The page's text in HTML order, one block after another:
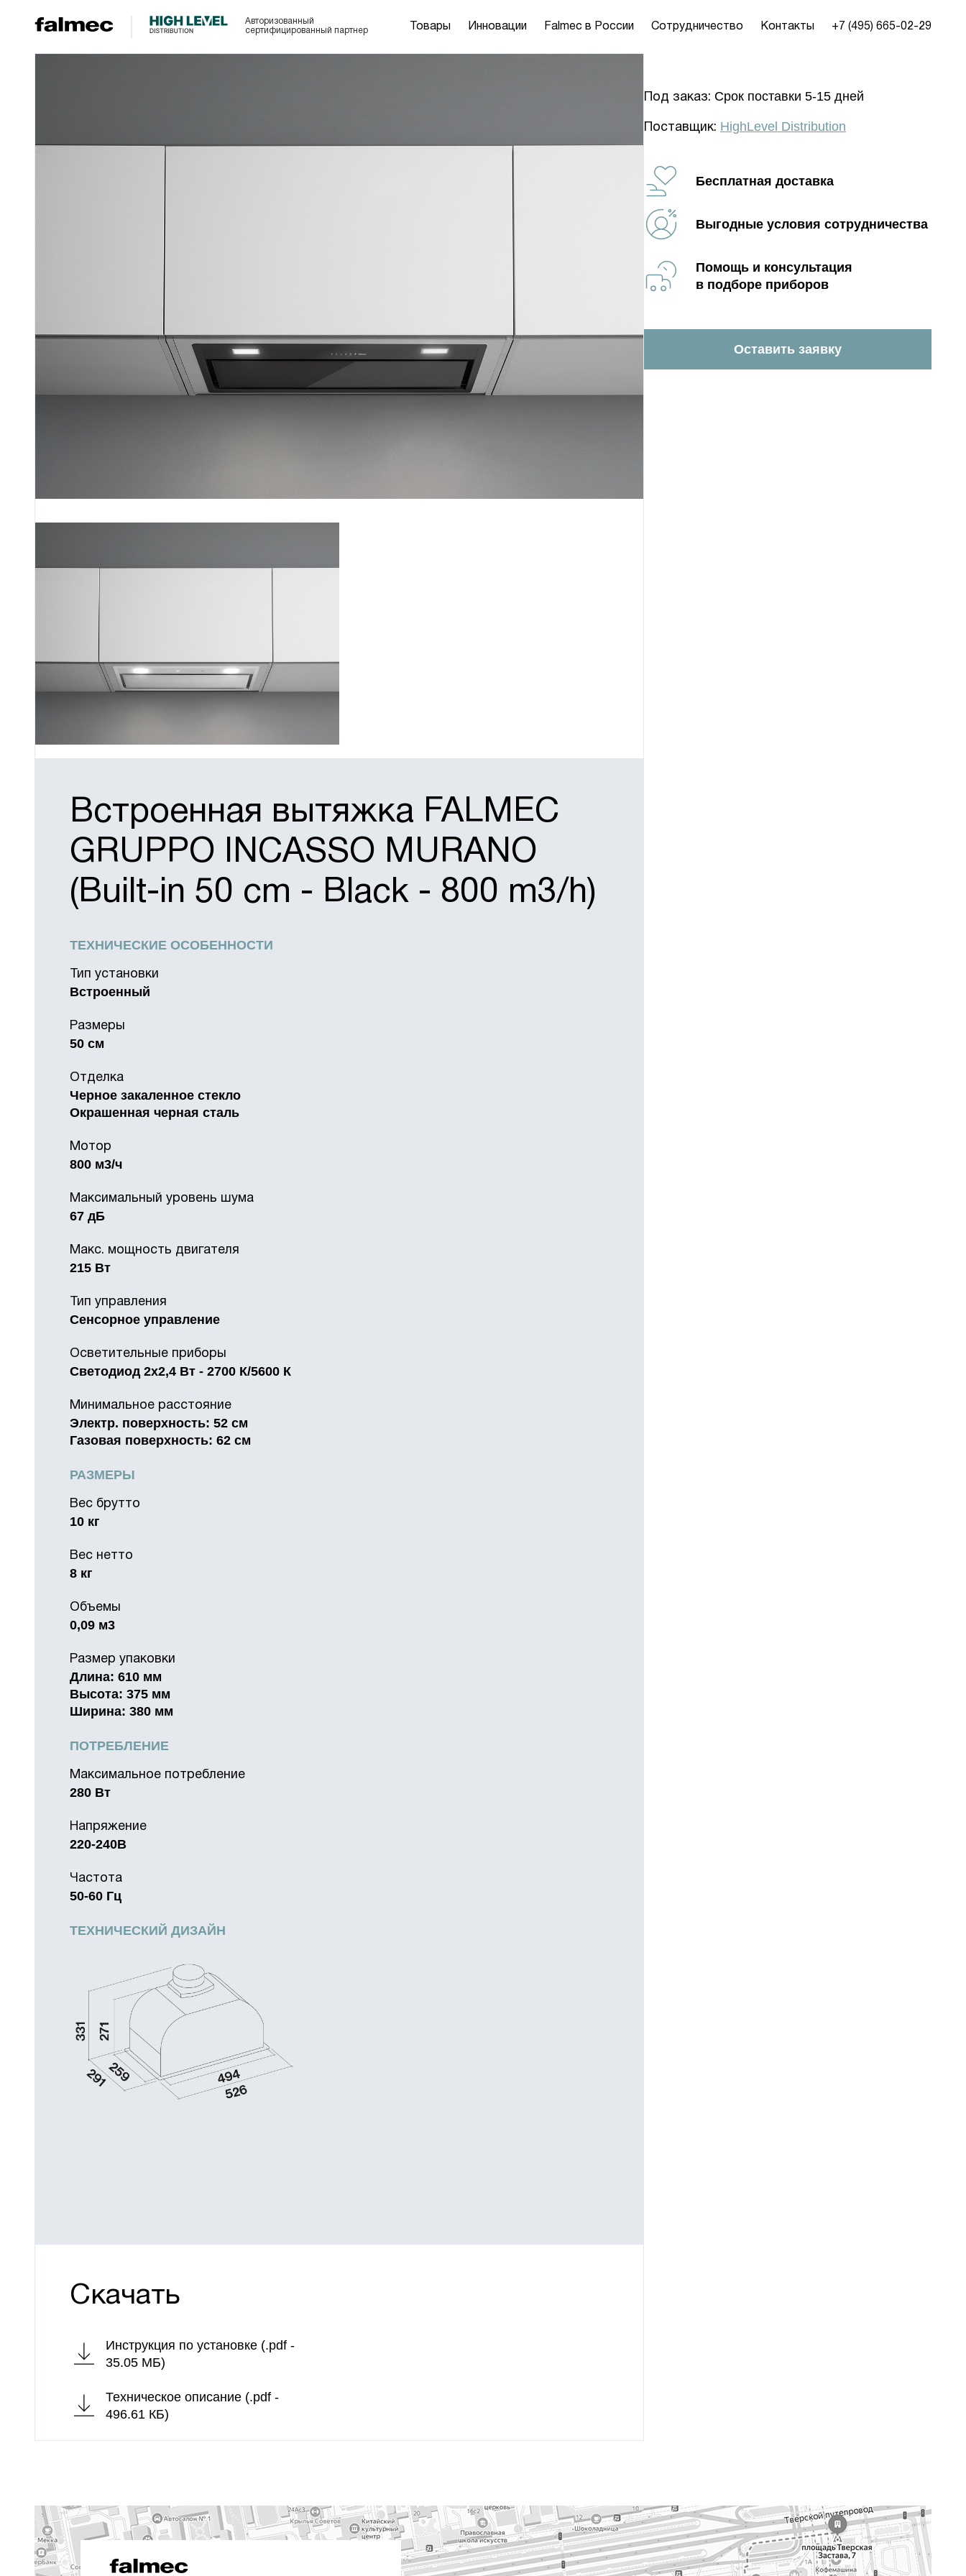
Авторизованный
сертифицированный партнер
Товары Инновации Falmec в России Сотрудничество Контакты +7 (495) 665-02-29
Встроенная вытяжка FALMEC
GRUPPO INCASSO MURANO
(Built-in 50 cm - Black - 800 m3/h)
ТЕХНИЧЕСКИЕ ОСОБЕННОСТИ
Тип установки
Встроенный
Размеры
50 см
Отделка
Черное закаленное стекло
Окрашенная черная сталь
Мотор
800 м3/ч
Максимальный уровень шума
67 дБ
Макс. мощность двигателя
215 Вт
Тип управления
Сенсорное управление
Осветительные приборы
Светодиод 2х2,4 Вт - 2700 К/5600 К
Минимальное расстояние
Электр. поверхность: 52 см
Газовая поверхность: 62 см
РАЗМЕРЫ
Вес брутто
10 кг
Вес нетто
8 кг
Объемы
0,09 м3
Размер упаковки
Длина: 610 мм
Высота: 375 мм
Ширина: 380 мм
ПОТРЕБЛЕНИЕ
Максимальное потребление
280 Вт
Напряжение
220-240В
Частота
50-60 Гц
ТЕХНИЧЕСКИЙ ДИЗАЙН
Скачать
Инструкция по установке (.pdf -
35.05 МБ)
Техническое описание (.pdf -
496.61 КБ)
Под заказ: Срок поставки 5-15 дней
Поставщик: HighLevel Distribution
Бесплатная доставка
Выгодные условия сотрудничества
Помощь и консультация
в подборе приборов
Оставить заявку